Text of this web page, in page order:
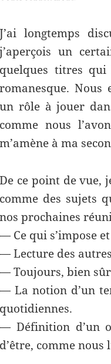
J’ai longtemps
j’aperçois un
quelques titres qui
romanesque.
un rôle à jouer
comme nous
m’amène à ma
De ce point de vue,
comme des sujets
nos prochaines
— Ce qui s’impose
— Lecture des
— Toujours, bien
— La notion d’un
quotidiennes.
— Définition d’un
d’être, comme nous